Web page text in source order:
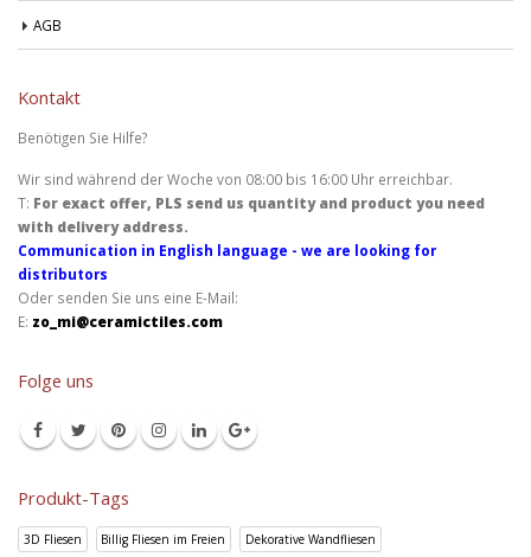
AGB
Kontakt
Benötigen Sie Hilfe?
Wir sind während der Woche von 08:00 bis 16:00 Uhr erreichbar.
T: For exact offer, PLS send us quantity and product you need
with delivery address.
Communication in English language - we are looking for
distributors
Oder senden Sie uns eine E-Mail:
E: zo_mi@ceramictiles.com
Folge uns
Produkt-Tags
3D Fliesen Billig Fliesen im Freien Dekorative Wandfliesen